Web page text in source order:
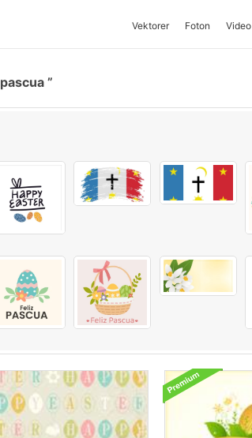
Vektorer Foton Video
pascua